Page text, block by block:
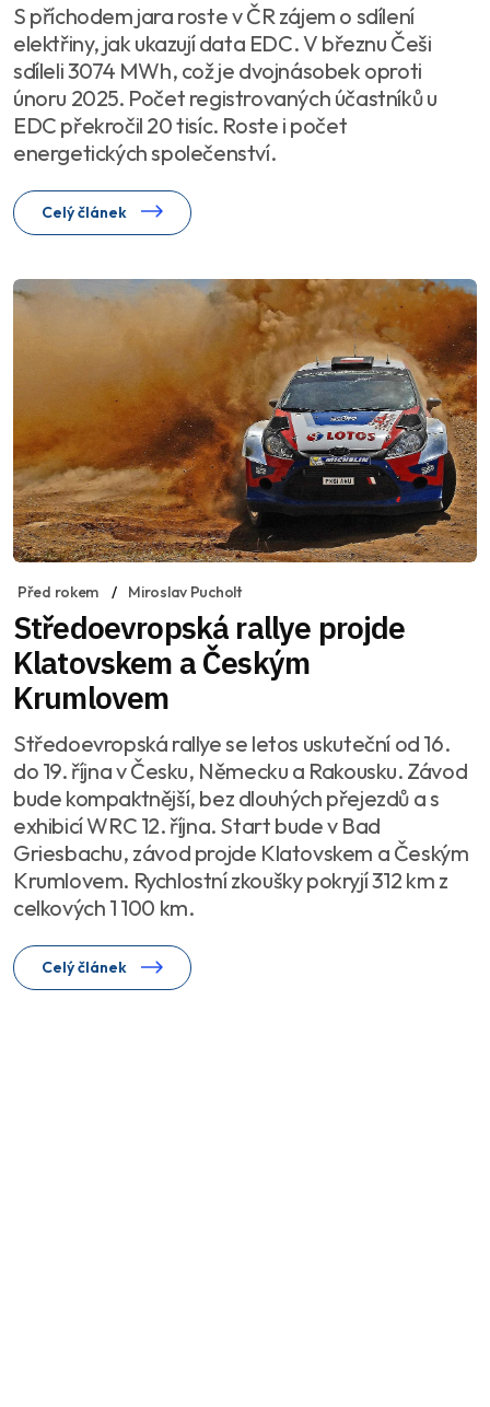
S příchodem jara roste v ČR zájem o sdílení
elektřiny, jak ukazují data EDC. V březnu Češi
sdíleli 3074 MWh, což je dvojnásobek oproti
únoru 2025. Počet registrovaných účastníků u
EDC překročil 20 tisíc. Roste i počet
energetických společenství.
Celý článek
Před rokem Miroslav Pucholt
Středoevropská rallye projde
Klatovskem a Českým
Krumlovem
Středoevropská rallye se letos uskuteční od 16.
do 19. října v Česku, Německu a Rakousku. Závod
bude kompaktnější, bez dlouhých přejezdů a s
exhibicí WRC 12. října. Start bude v Bad
Griesbachu, závod projde Klatovskem a Českým
Krumlovem. Rychlostní zkoušky pokryjí 312 km z
celkových 1 100 km.
Celý článek